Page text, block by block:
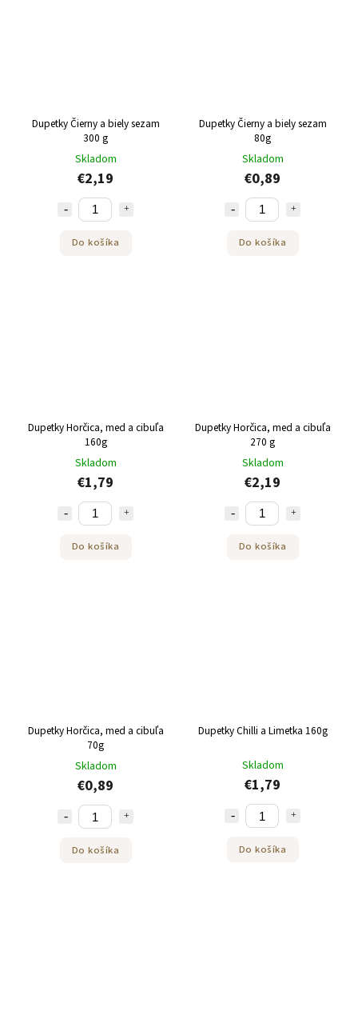
Dupetky Čierny a biely sezam
300 g
Skladom
€2,19
Do košíka
Dupetky Čierny a biely sezam
80g
Skladom
€0,89
Do košíka
Dupetky Horčica, med a cibuľa
160g
Skladom
€1,79
Do košíka
Dupetky Horčica, med a cibuľa
270 g
Skladom
€2,19
Do košíka
Dupetky Horčica, med a cibuľa
70g
Skladom
€0,89
Do košíka
Dupetky Chilli a Limetka 160g
Skladom
€1,79
Do košíka